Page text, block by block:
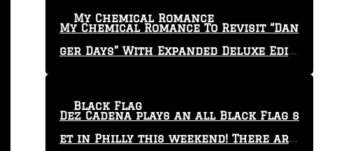
My Chemical Romance To Revisit “Dan
ger Days” With Expanded Deluxe Editi
My Chemical Romance
Dez Cadena plays an all Black Flag s
et in Philly this weekend! There are
Black Flag